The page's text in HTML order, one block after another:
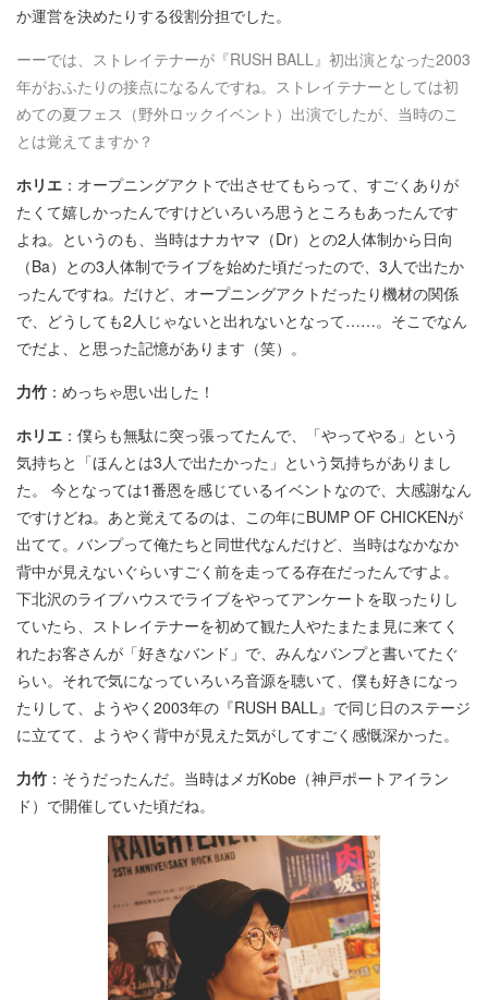
か運営を決めたりする役割分担でした。
ーーでは、ストレイテナーが『RUSH BALL』初出演となった2003
年がおふたりの接点になるんですね。ストレイテナーとしては初
めての夏フェス（野外ロックイベント）出演でしたが、当時のこ
とは覚えてますか？
ホリエ ：オープニングアクトで出させてもらって、すごくありが
たくて嬉しかったんですけどいろいろ思うところもあったんです
よね。というのも、当時はナカヤマ（Dr）との2人体制から日向
（Ba）との3人体制でライブを始めた頃だったので、3人で出たか
ったんですね。だけど、オープニングアクトだったり機材の関係
で、どうしても2人じゃないと出れないとなって……。そこでなん
でだよ、と思った記憶があります（笑）。
力竹 ：めっちゃ思い出した！
ホリエ ：僕らも無駄に突っ張ってたんで、「やってやる」という
気持ちと「ほんとは3人で出たかった」という気持ちがありまし
た。 今となっては1番恩を感じているイベントなので、大感謝なん
ですけどね。あと覚えてるのは、この年にBUMP OF CHICKENが
出てて。バンプって俺たちと同世代なんだけど、当時はなかなか
背中が見えないぐらいすごく前を走ってる存在だったんですよ。
下北沢のライブハウスでライブをやってアンケートを取ったりし
ていたら、ストレイテナーを初めて観た人やたまたま見に来てく
れたお客さんが「好きなバンド」で、みんなバンプと書いてたぐ
らい。それで気になっていろいろ音源を聴いて、僕も好きになっ
たりして、ようやく2003年の『RUSH BALL』で同じ日のステージ
に立てて、ようやく背中が見えた気がしてすごく感慨深かった。
力竹 ：そうだったんだ。当時はメガKobe（神戸ポートアイラン
ド）で開催していた頃だね。